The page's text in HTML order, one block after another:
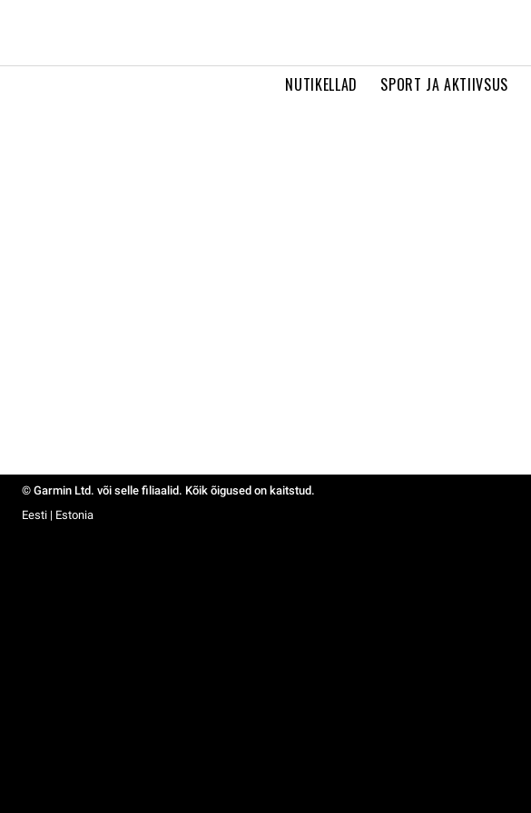
NUTIKELLAD SPORT JA AKTIIVSUS
© Garmin Ltd. või selle filiaalid. Kõik õigused on kaitstud.
Eesti | Estonia